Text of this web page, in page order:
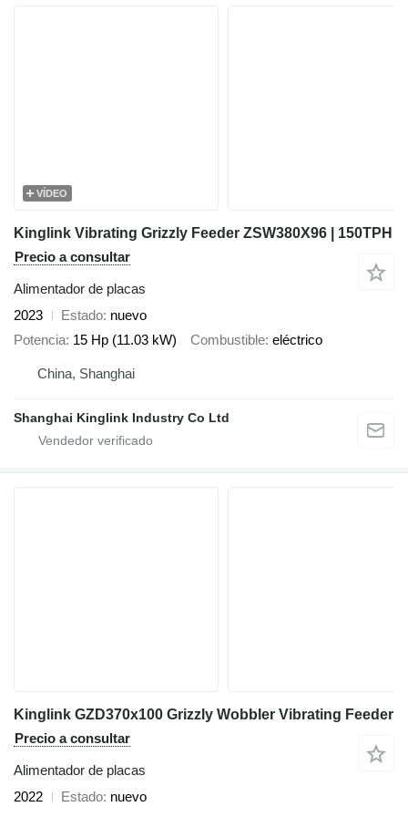
VÍDEO
Kinglink Vibrating Grizzly Feeder ZSW380X96 | 150TPH
Precio a consultar
Alimentador de placas
2023
Estado nuevo
Potencia 15 Hp (11.03 kW) Combustible eléctrico
China, Shanghai
Shanghai Kinglink Industry Co Ltd
Kinglink GZD370x100 Grizzly Wobbler Vibrating Feeder
Precio a consultar
Alimentador de placas
2022
Estado nuevo